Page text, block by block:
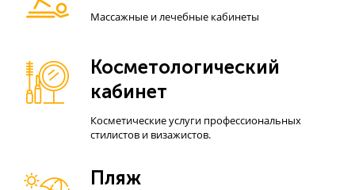
Массажные и лечебные кабинеты
Косметологический
кабинет
Косметические услуги профессиональных
стилистов и визажистов.
Пляж